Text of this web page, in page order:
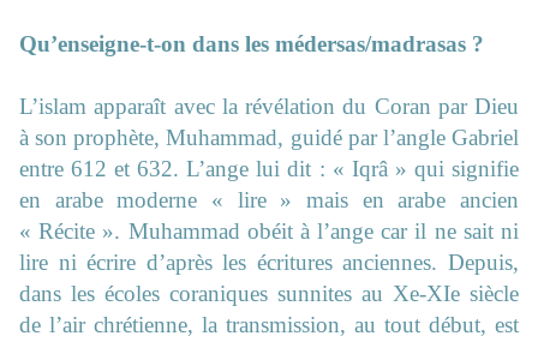
Qu’enseigne-t-on dans les médersas/madrasas ?
L’islam apparaît avec la révélation du Coran par Dieu
à son prophète, Muhammad, guidé par l’angle Gabriel
entre 612 et 632. L’ange lui dit : « Iqrâ » qui signifie
en arabe moderne « lire » mais en arabe ancien
« Récite ». Muhammad obéit à l’ange car il ne sait ni
lire ni écrire d’après les écritures anciennes. Depuis,
dans les écoles coraniques sunnites au Xe-XIe siècle
de l’air chrétienne, la transmission, au tout début, est